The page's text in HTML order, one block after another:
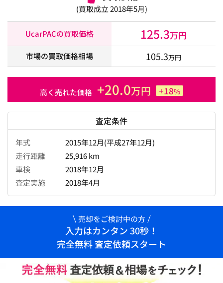
(買取成立 2018年5月)
UcarPACの買取価格 125.3万円
市場の買取価格相場 105.3万円
高く売れた価格 +20.0万円 +18%
査定条件
年式
2015年12月(平成27年12月)
走行距離
25,916 km
車検
2018年12月
査定実施
2018年4月
売却をご検討中の方
入力はカンタン 30秒！
完全無料 査定依頼スタート